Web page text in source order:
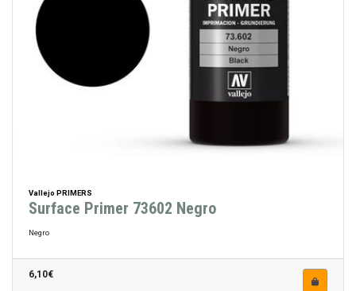
Vallejo PRIMERS
Surface Primer 73602 Negro
Negro
6,10€